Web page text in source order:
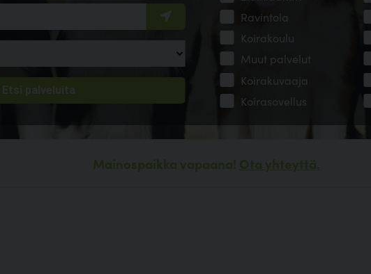
Ravintola
Koirakoulu
Muut palvelut
Koirakuvaaja
Koirasovellus
Mainospaikka vapaana! Ota yhteyttä.